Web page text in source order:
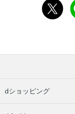
dショッピング